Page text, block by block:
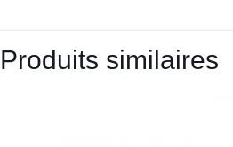
Produits similaires